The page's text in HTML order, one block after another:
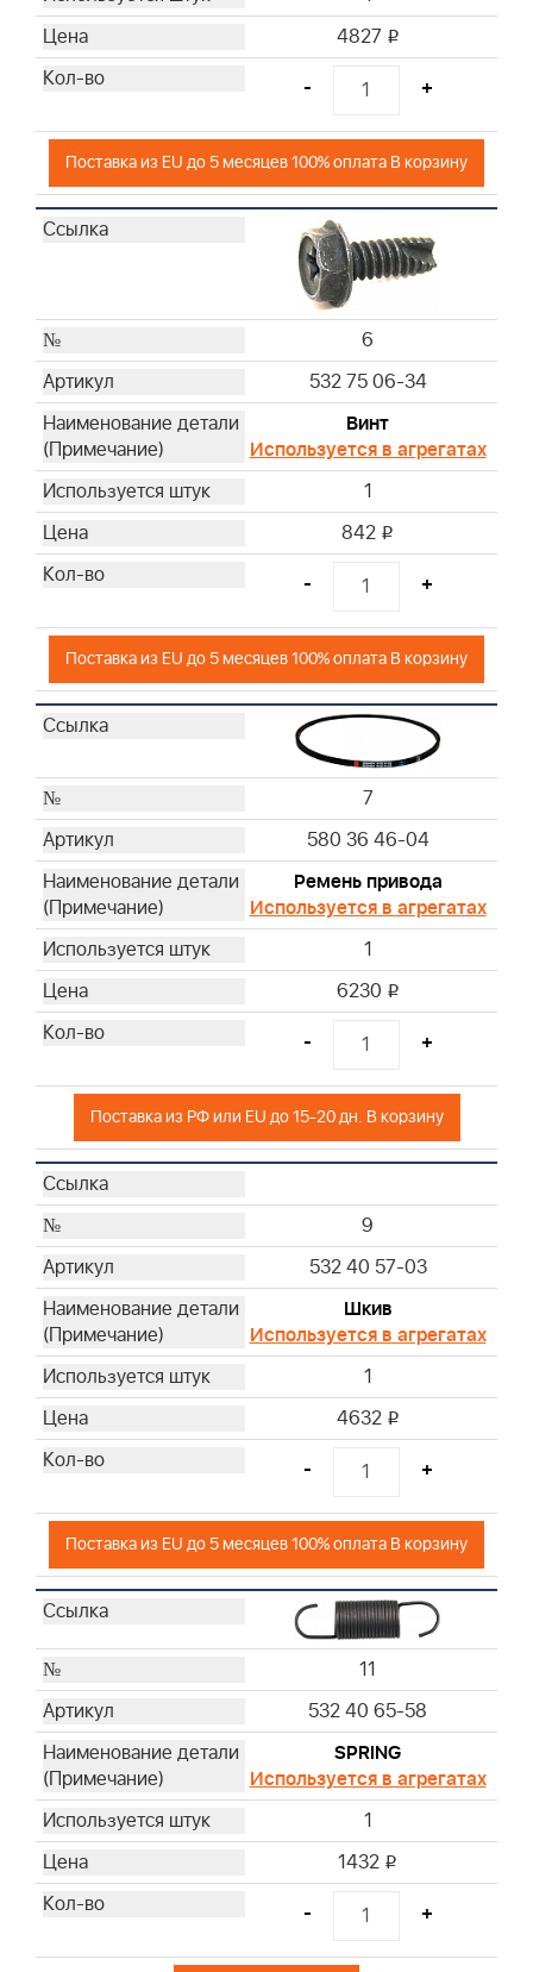
4827 i
- +
Поставка из EU до 5 месяцев 100% оплата В корзину
6
532 75 06-34
Винт
Используется в агрегатах
1
842 i
- +
Поставка из EU до 5 месяцев 100% оплата В корзину
7
580 36 46-04
Ремень привода
Используется в агрегатах
1
6230 i
- +
Поставка из РФ или EU до 15-20 дн. В корзину
9
532 40 57-03
Шкив
Используется в агрегатах
1
4632 i
- +
Поставка из EU до 5 месяцев 100% оплата В корзину
11
532 40 65-58
SPRING
Используется в агрегатах
1
1432 i
- +